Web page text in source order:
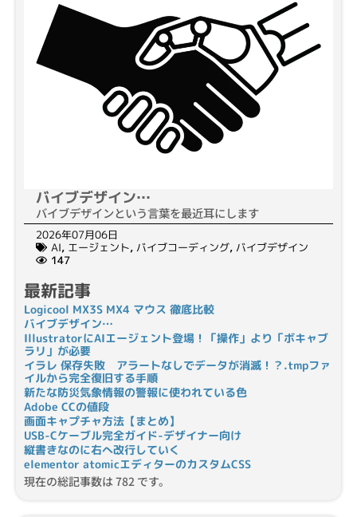
バイブデザイン…
バイブデザインという言葉を最近耳にします
2026年07月06日
AI, エージェント, バイブコーディング, バイブデザイン
147
最新記事
Logicool MX3S MX4 マウス 徹底比較
バイブデザイン…
IllustratorにAIエージェント登場！「操作」より「ボキャブ
ラリ」が必要
イラレ 保存失敗 アラートなしでデータが消滅！？.tmpファ
イルから完全復旧する手順
新たな防災気象情報の警報に使われている色
Adobe CCの値段
画面キャプチャ方法【まとめ】
USB-Cケーブル完全ガイド-デザイナー向け
縦書きなのに右へ改行していく
elementor atomicエディターのカスタムCSS
現在の総記事数は 782 です。